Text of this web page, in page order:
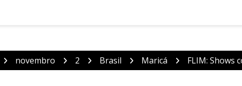
novembro 2 Brasil Maricá FLIM: Shows